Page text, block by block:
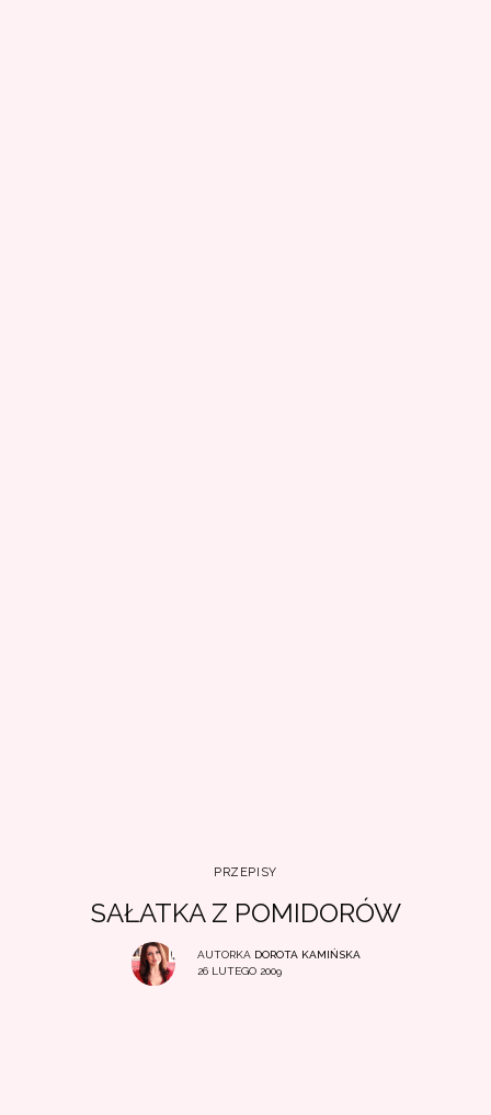
PRZEPISY
SAŁATKA Z POMIDORÓW
AUTORKA DOROTA KAMIŃSKA
26 LUTEGO 2009